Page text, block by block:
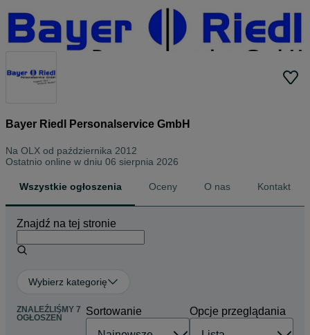
Bayer Riedl Personalservice GmbH
Na OLX od października 2012
Ostatnio online w dniu 06 sierpnia 2026
Wszystkie ogłoszenia Oceny O nas Kontakt
Znajdź na tej stronie
Wybierz kategorię
ZNALEŹLIŚMY 7
OGŁOSZEŃ
Sortowanie Opcje przeglądania